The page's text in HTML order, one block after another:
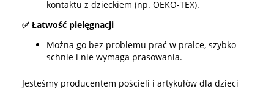
kontaktu z dzieckiem (np. OEKO-TEX).
✅ Łatwość pielęgnacji
Można go bez problemu prać w pralce, szybko
schnie i nie wymaga prasowania.
Jesteśmy producentem pościeli i artykułów dla dzieci